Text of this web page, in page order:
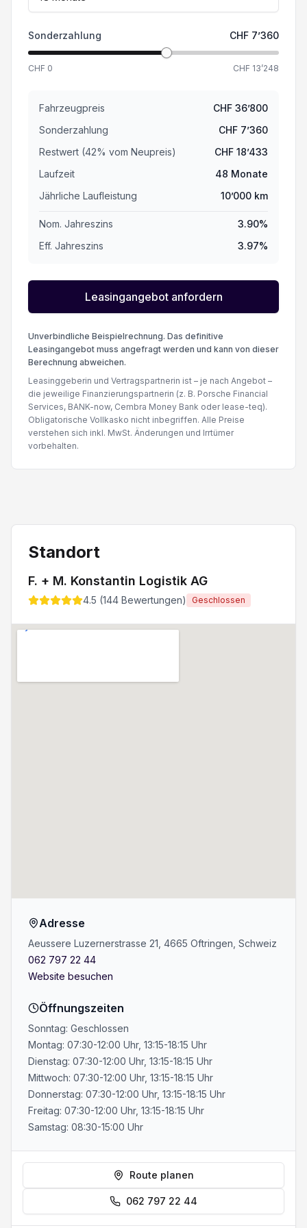
Sonderzahlung CHF 7’360
CHF 0 CHF 13’248
Fahrzeugpreis CHF 36’800
Sonderzahlung
CHF 7’360
Restwert (42% vom Neupreis) CHF 18’433
Laufzeit
48 Monate
Jährliche Laufleistung
10’000 km
Nom. Jahreszins 3.90%
Eff. Jahreszins
3.97%
Leasingangebot anfordern
Unverbindliche Beispielrechnung. Das definitive
Leasingangebot muss angefragt werden und kann von dieser
Berechnung abweichen.
Leasinggeberin und Vertragspartnerin ist – je nach Angebot –
die jeweilige Finanzierungspartnerin (z. B. Porsche Financial
Services, BANK-now, Cembra Money Bank oder lease-teq).
Obligatorische Vollkasko nicht inbegriffen. Alle Preise
verstehen sich inkl. MwSt. Änderungen und Irrtümer
vorbehalten.
Standort
F. + M. Konstantin Logistik AG
4.5 (144 Bewertungen) Geschlossen
Adresse
Aeussere Luzernerstrasse 21, 4665 Oftringen, Schweiz
062 797 22 44
Website besuchen
Öffnungszeiten
Sonntag: Geschlossen
Montag: 07:30-12:00 Uhr, 13:15-18:15 Uhr
Dienstag: 07:30-12:00 Uhr, 13:15-18:15 Uhr
Mittwoch: 07:30-12:00 Uhr, 13:15-18:15 Uhr
Donnerstag: 07:30-12:00 Uhr, 13:15-18:15 Uhr
Freitag: 07:30-12:00 Uhr, 13:15-18:15 Uhr
Samstag: 08:30-15:00 Uhr
Route planen
062 797 22 44